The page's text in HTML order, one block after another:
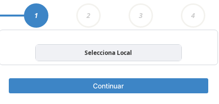
1 2 3 4
Selecciona Local
Continuar